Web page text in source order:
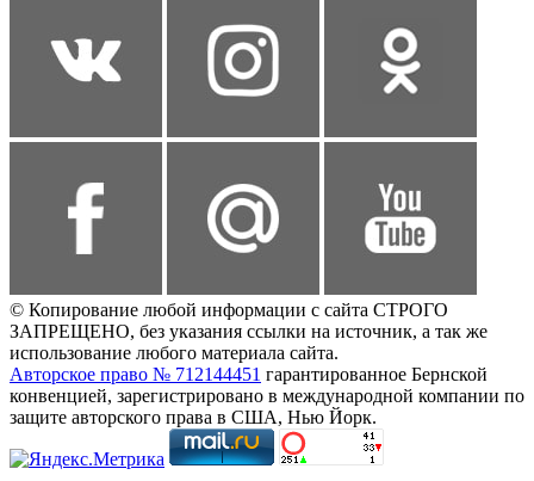
© Копирование любой информации с сайта СТРОГО
ЗАПРЕЩЕНО, без указания ссылки на источник, а так же
использование любого материала сайта.
Авторское право № 712144451 гарантированное Бернской
конвенцией, зарегистрировано в международной компании по
защите авторского права в США, Нью Йорк.